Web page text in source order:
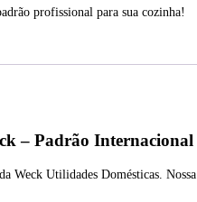
profissional para sua cozinha!
– Padrão
Weck Utilidades Domésticas.